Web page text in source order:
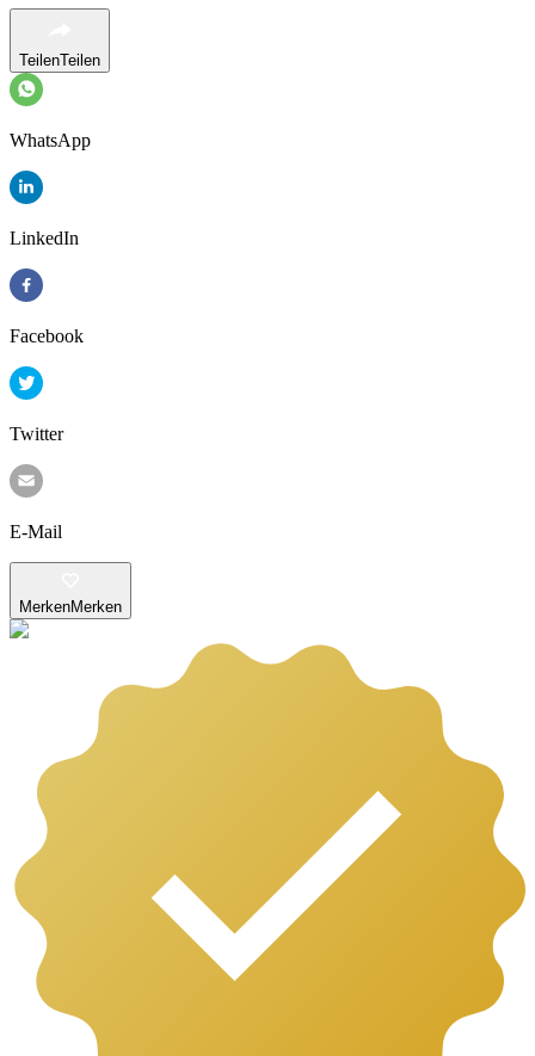
TeilenTeilen
WhatsApp
LinkedIn
Facebook
Twitter
E-Mail
MerkenMerken